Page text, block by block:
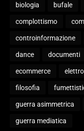
biologia bufale
complottismo
controinformazione
dance documenti
ecommerce
filosofia
guerra asimmetrica
guerra mediatica